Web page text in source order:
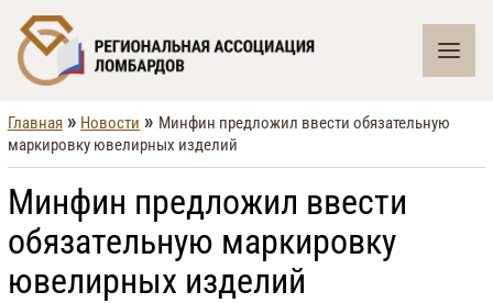
Главная » Новости » Минфин предложил ввести обязательную
маркировку ювелирных изделий
Минфин предложил ввести
обязательную маркировку
ювелирных изделий